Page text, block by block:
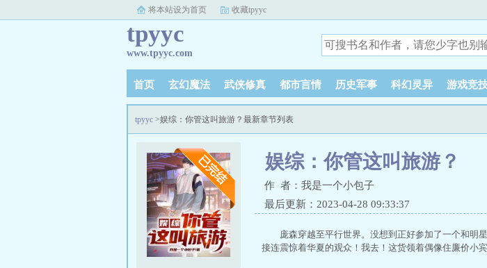
将本站设为首页 收藏tpyyc
tpyyc
www.tpyyc.com
首页 玄幻魔法 武侠修真 都市言情 历史军事 科幻灵异 游戏竞
tpyyc >娱综：你管这叫旅游？最新章节列表
娱综：你管这叫旅游？
作 者：我是一个小包子
最后更新：2023-04-28 09:33:37
庞森穿越至平行世界。没想到正好参加了一个和明
接连震惊着华夏的观众！我去！这货领着偶像住廉价小